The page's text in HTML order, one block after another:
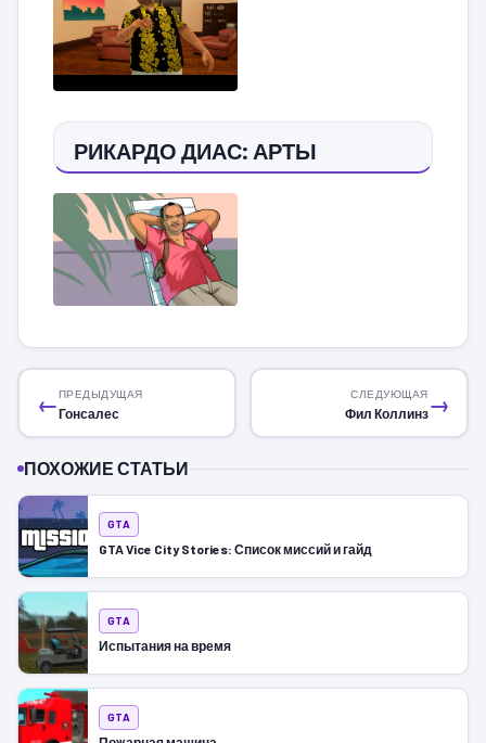
РИКАРДО ДИАС: АРТЫ
←ПРЕДЫДУЩАЯ
Гонсалес →
СЛЕДУЮЩАЯ
Фил Коллинз
ПОХОЖИЕ СТАТЬИ
GTA
GTA Vice City Stories: Список миссий и гайд
GTA
Испытания на время
GTA